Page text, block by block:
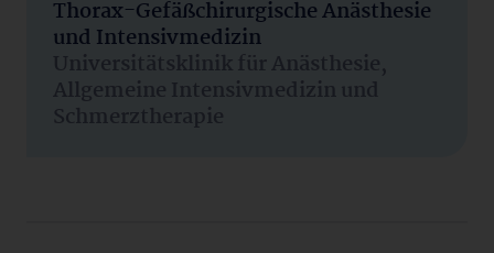
Thorax-Gefäßchirurgische Anästhesie
und Intensivmedizin
Universitätsklinik für Anästhesie,
Allgemeine Intensivmedizin und
Schmerztherapie